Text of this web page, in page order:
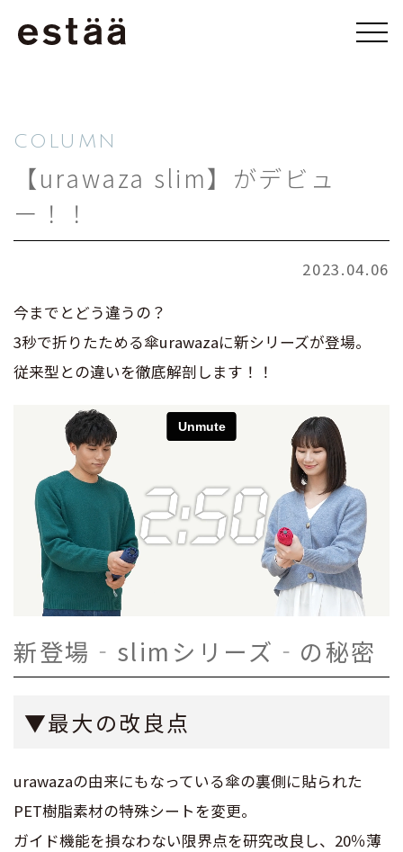
COLUMN
【urawaza slim】がデビュ
ー！！
2023.04.06
今までとどう違うの？
3秒で折りたためる傘urawazaに新シリーズが登場。
従来型との違いを徹底解剖します！！
新登場‐slimシリーズ‐の秘密
▼最大の改良点
urawazaの由来にもなっている傘の裏側に貼られた
PET樹脂素材の特殊シートを変更。
ガイド機能を損なわない限界点を研究改良し、20％薄